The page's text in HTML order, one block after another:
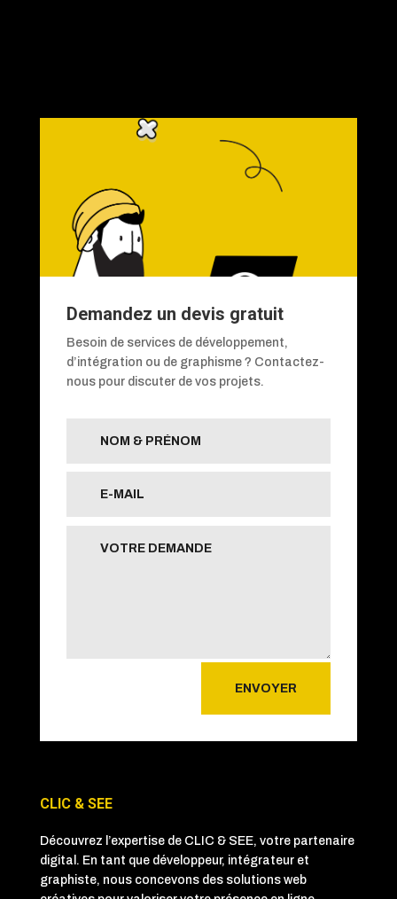
Demandez un devis gratuit
Besoin de services de développement,
d’intégration ou de graphisme ? Contactez-
nous pour discuter de vos projets.
ENVOYER
CLIC & SEE
Découvrez l’expertise de CLIC & SEE, votre partenaire
digital. En tant que développeur, intégrateur et
graphiste, nous concevons des solutions web